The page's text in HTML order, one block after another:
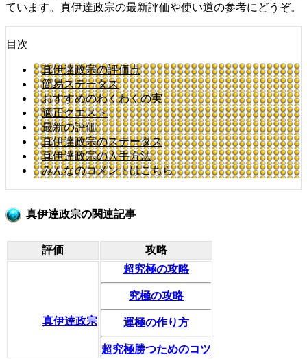
ています。真伊達政宗の最新評価や使い道の参考にどうぞ。
目次
真伊達政宗の評価点
簡易ステータス
おすすめのわくわくの実
適正クエスト
最新の評価
真伊達政宗のステータス
真伊達政宗の入手方法
みんなのコメントはこちら
真伊達政宗の関連記事
評価 攻略
真伊達政宗
超究極の攻略
究極の攻略
運極の作り方
超究極勝つためのコツ